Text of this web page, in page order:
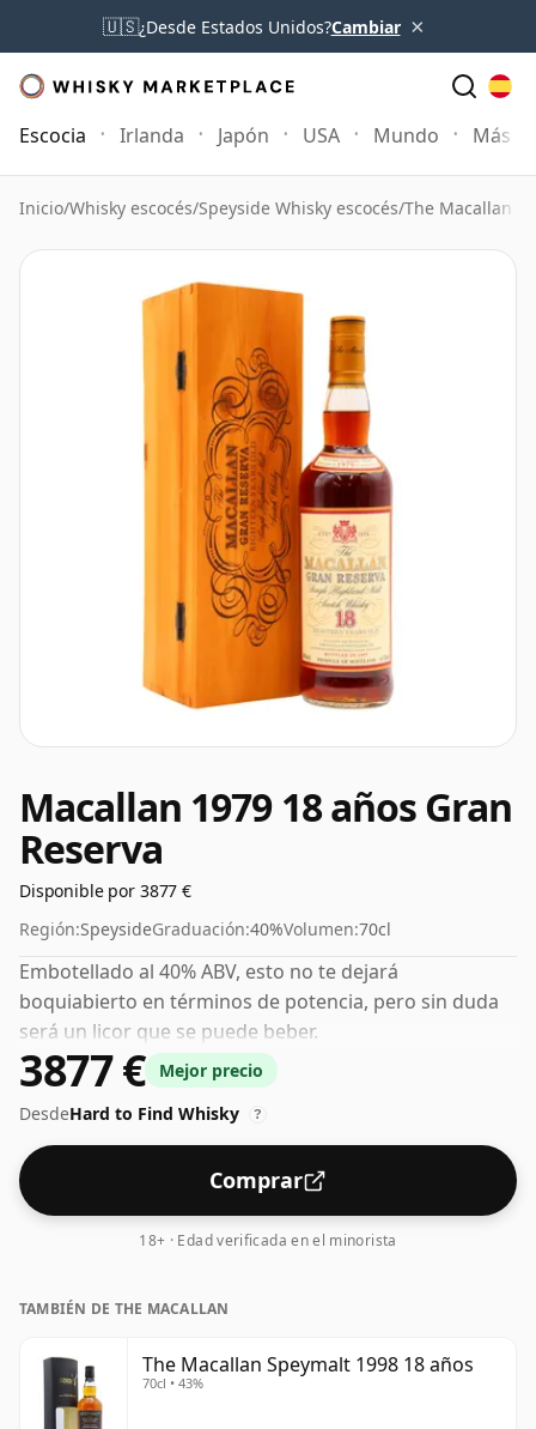
🇺🇸¿Desde Estados Unidos?Cambiar ×
Escocia Irlanda Japón USA Mundo Más
Inicio/Whisky escocés/Speyside Whisky escocés/The Macallan
Macallan 1979 18 años Gran
Reserva
Disponible por 3877 €
Región:SpeysideGraduación:40%Volumen:70cl
Embotellado al 40% ABV, esto no te dejará
boquiabierto en términos de potencia, pero sin duda
será un licor que se puede beber.
3877 €
Mejor precio
DesdeHard to Find Whisky ?
Comprar
18+ · Edad verificada en el minorista
TAMBIÉN DE THE MACALLAN
The Macallan Speymalt 1998 18 años
70cl • 43%